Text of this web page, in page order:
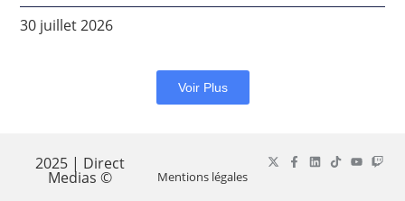
30 juillet 2026
Voir Plus
2025 | Direct
Medias © Mentions légales